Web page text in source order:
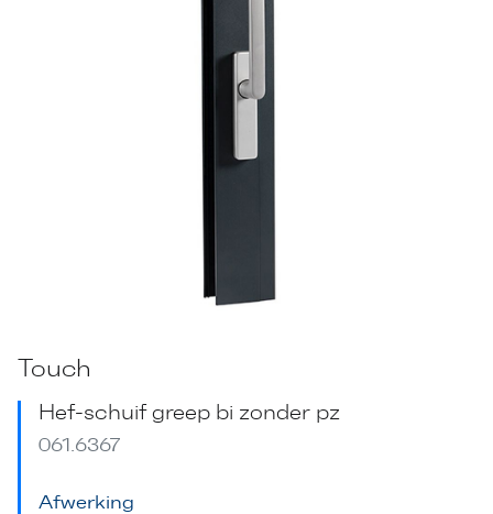
Touch
Hef-schuif greep bi zonder pz
061.6367
Afwerking